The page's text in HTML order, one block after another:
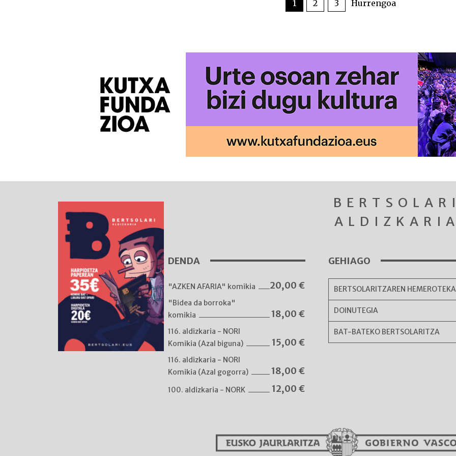
1 2 3 Hurrengoa
DENDA
"AZKEN AFARIA" komikia 20,00 €
"Bidea da borroka"
komikia
18,00 €
116. aldizkaria - NORI
Komikia (Azal biguna)
15,00 €
116. aldizkaria - NORI
Komikia (Azal gogorra)
18,00 €
100. aldizkaria - NORK 12,00 €
GEHIAGO
BERTSOLARITZAREN HEMEROTEKA
DOINUTEGIA
BAT-BATEKO BERTSOLARITZA